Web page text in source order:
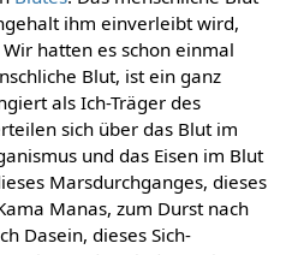
ihm einverleibt wird,
hatten es schon einmal
Blut, ist ein ganz
als Ich-Träger des
sich über das Blut im
und das Eisen im Blut
Marsdurchganges, dieses
Manas, zum Durst nach
Dasein, dieses Sich-